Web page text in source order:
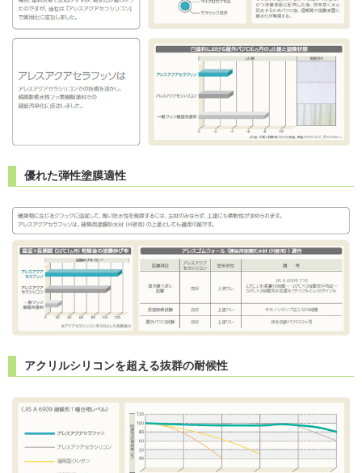
優れた弾性塗膜適性
アクリルシリコンを超える抜群の耐候性